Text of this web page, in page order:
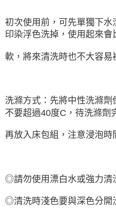
初次使用前，可先單獨下
印染浮色洗掉，使用起來會
軟，將來清洗時也不大容易
洗滌方式：先將中性洗滌
不要超過40度C，待洗滌劑
再放入床包組，注意浸泡時
◎請勿使用漂白水或強力清
◎清洗時淺色要與深色分開